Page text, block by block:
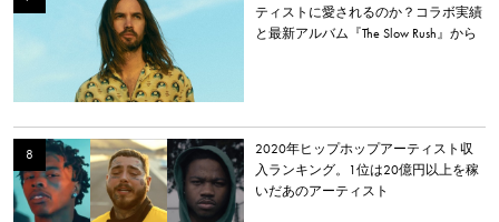
ティストに愛されるのか？コラボ実績
と最新アルバム『The Slow Rush』から
2020年ヒップホップアーティスト収
入ランキング。1位は20億円以上を稼
いだあのアーティスト